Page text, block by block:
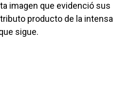
imagen que evidenció sus
producto de la intensa
sigue.